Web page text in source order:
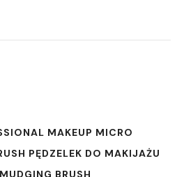
MAKEUP MICRO
PĘDZELEK DO MAKIJAŻU
BRUSH